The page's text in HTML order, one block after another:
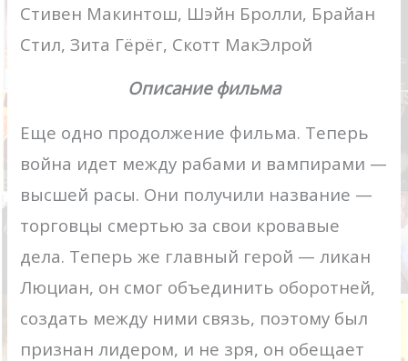
Стивен Макинтош, Шэйн Бролли, Брайан
Стил, Зита Гёрёг, Скотт МакЭлрой
Описание фильма
Еще одно продолжение фильма. Теперь
война идет между рабами и вампирами —
высшей расы. Они получили название —
торговцы смертью за свои кровавые
дела. Теперь же главный герой — ликан
Люциан, он смог объединить оборотней,
создать между ними связь, поэтому был
признан лидером, и не зря, он обещает